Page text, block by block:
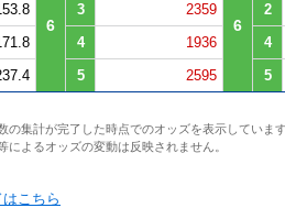
6 6
3 2359
2
4 1936
4
5 2595 5
の集計が完了した時点でのオッズを表示していま
によるオッズの変動は反映されません。
こちら